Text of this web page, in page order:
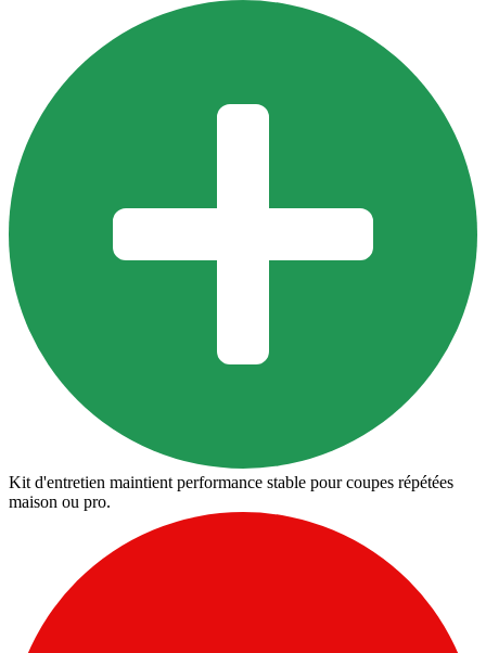
Kit d'entretien maintient performance stable pour coupes répétées
maison ou pro.